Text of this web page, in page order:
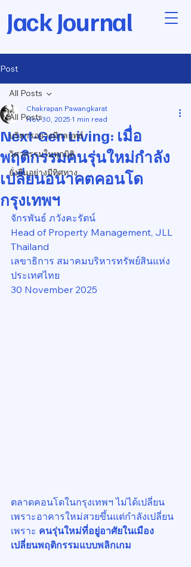
Jack Journal
Post
All Posts
บริหารอย่างมีกลยุทธ์
วิศวกรรมในทุกมิติ
ยั่งยืนอย่างมีทิศทาง
All Posts
Next-Gen Living: เมื่อ
พฤติกรรมคนรุ่นใหม่กำลัง
เปลี่ยนอนาคตคอนโด
กรุงเทพฯ
Chakrapan Pawangkarat
Nov 30, 2025 1 min read
จักรพันธ์ ภวังคะรัตน์
Head of Property Management, JLL
Thailand
เลขาธิการ สมาคมบริหารทรัพย์สินแห่ง
ประเทศไทย
30 November 2025
ตลาดคอนโดในกรุงเทพฯ ไม่ได้เปลี่ยน
เพราะอาคารใหม่สวยขึ้นแต่กำลังเปลี่ยน
เพราะ คนรุ่นใหม่ที่อยู่อาศัยในเมือง
เปลี่ยนพฤติกรรมแบบพลิกเกม